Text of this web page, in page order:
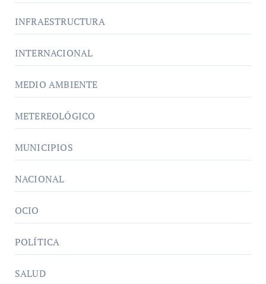
INFRAESTRUCTURA
INTERNACIONAL
MEDIO AMBIENTE
METEREOLÓGICO
MUNICIPIOS
NACIONAL
OCIO
POLÍTICA
SALUD